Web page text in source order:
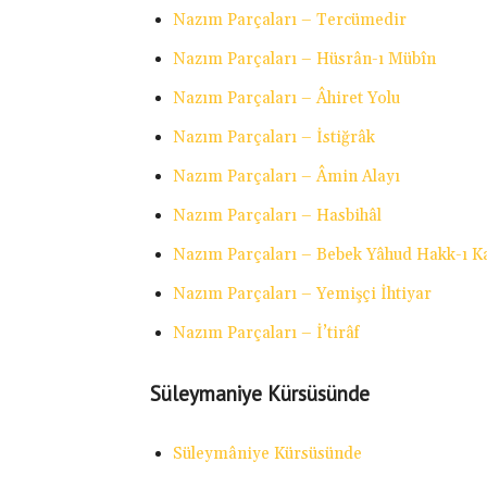
Nazım Parçaları – Tercümedir
Nazım Parçaları – Hüsrân-ı Mübîn
Nazım Parçaları – Âhiret Yolu
Nazım Parçaları – İstiğrâk
Nazım Parçaları – Âmin Alayı
Nazım Parçaları – Hasbihâl
Nazım Parçaları – Bebek Yâhud Hakk-ı
Nazım Parçaları – Yemişçi İhtiyar
Nazım Parçaları – İ’tirâf
Süleymaniye Kürsüsünde
Süleymâniye Kürsüsünde